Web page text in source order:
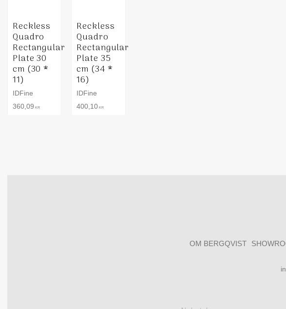
Reckless
Quadro
Rectangular
Plate 30
cm (30 *
11)
IDFine
360,09 KR
Reckless
Quadro
Rectangular
Plate 35
cm (34 *
16)
IDFine
400,10 KR
OM BERGQVIST